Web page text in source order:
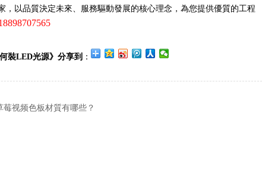
，以品質決定未來、服務驅動發展的核心理念，為您提供優質的工程
裝LED光源》分享到 ：
视频色板材質有哪些？